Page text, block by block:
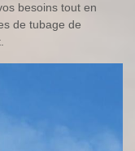
besoins tout en
de tubage de